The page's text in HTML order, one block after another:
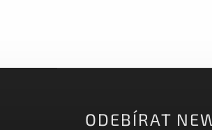
ODEBÍRAT